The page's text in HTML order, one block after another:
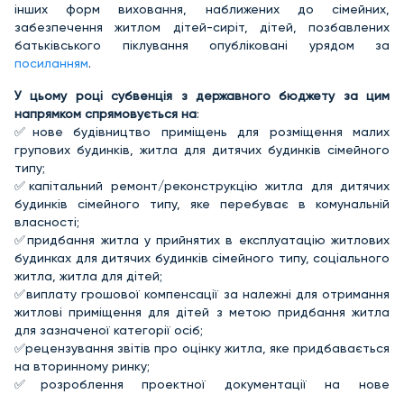
інших форм виховання, наближених до сімейних,
забезпечення житлом дітей-сиріт, дітей, позбавлених
батьківського піклування опубліковані урядом за
посиланням.
У цьому році субвенція з державного бюджету за цим
напрямком спрямовується на:
✅нове будівництво приміщень для розміщення малих
групових будинків, житла для дитячих будинків сімейного
типу;
✅капітальний ремонт/реконструкцію житла для дитячих
будинків сімейного типу, яке перебуває в комунальній
власності;
✅придбання житла у прийнятих в експлуатацію житлових
будинках для дитячих будинків сімейного типу, соціального
житла, житла для дітей;
✅виплату грошової компенсації за належні для отримання
житлові приміщення для дітей з метою придбання житла
для зазначеної категорії осіб;
✅рецензування звітів про оцінку житла, яке придбавається
на вторинному ринку;
✅розроблення проектної документації на нове